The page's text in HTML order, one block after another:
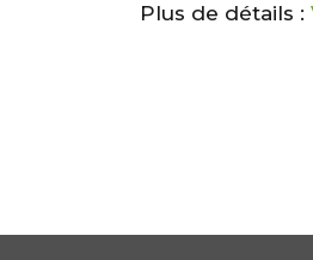
Plus de détails :